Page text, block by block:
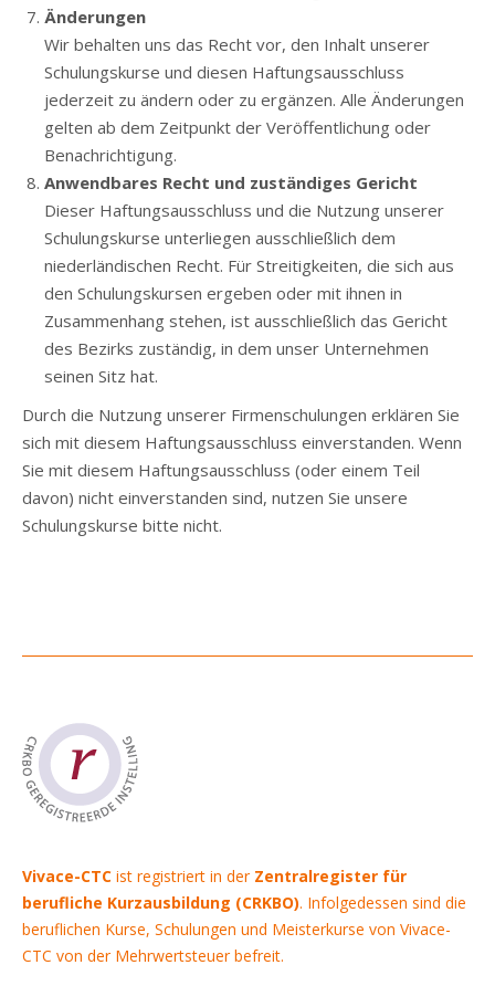
Änderungen
Wir behalten uns das Recht vor, den Inhalt unserer
Schulungskurse und diesen Haftungsausschluss
jederzeit zu ändern oder zu ergänzen. Alle Änderungen
gelten ab dem Zeitpunkt der Veröffentlichung oder
Benachrichtigung.
Anwendbares Recht und zuständiges Gericht
Dieser Haftungsausschluss und die Nutzung unserer
Schulungskurse unterliegen ausschließlich dem
niederländischen Recht. Für Streitigkeiten, die sich aus
den Schulungskursen ergeben oder mit ihnen in
Zusammenhang stehen, ist ausschließlich das Gericht
des Bezirks zuständig, in dem unser Unternehmen
seinen Sitz hat.
Durch die Nutzung unserer Firmenschulungen erklären Sie
sich mit diesem Haftungsausschluss einverstanden. Wenn
Sie mit diesem Haftungsausschluss (oder einem Teil
davon) nicht einverstanden sind, nutzen Sie unsere
Schulungskurse bitte nicht.
Vivace-CTC ist registriert in der Zentralregister für
berufliche Kurzausbildung (CRKBO). Infolgedessen sind die
beruflichen Kurse, Schulungen und Meisterkurse von Vivace-
CTC von der Mehrwertsteuer befreit.